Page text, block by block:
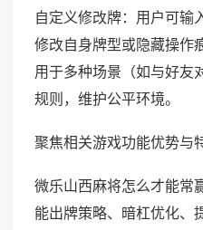
自定义修改牌：用户可输
修改自身牌型或隐藏操作
用于多种场景（如与好友
规则，维护公平环境。
聚焦相关游戏功能优势与
微乐山西麻将怎么才能常
能出牌策略、暗杠优化、